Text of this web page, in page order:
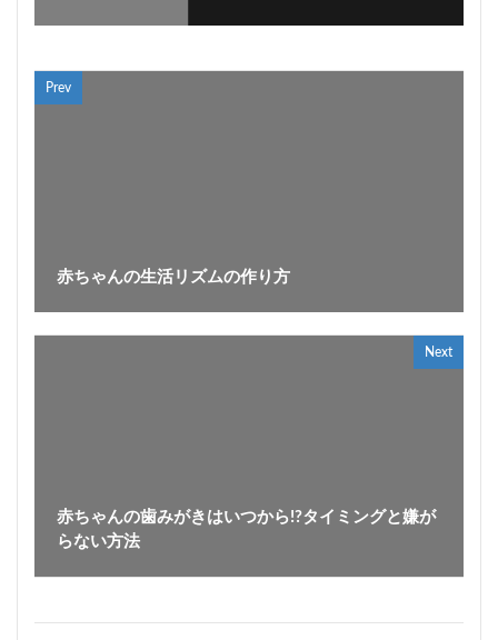
Prev
赤ちゃんの生活リズムの作り方
Next
赤ちゃんの歯みがきはいつから!?タイミングと嫌が
らない方法